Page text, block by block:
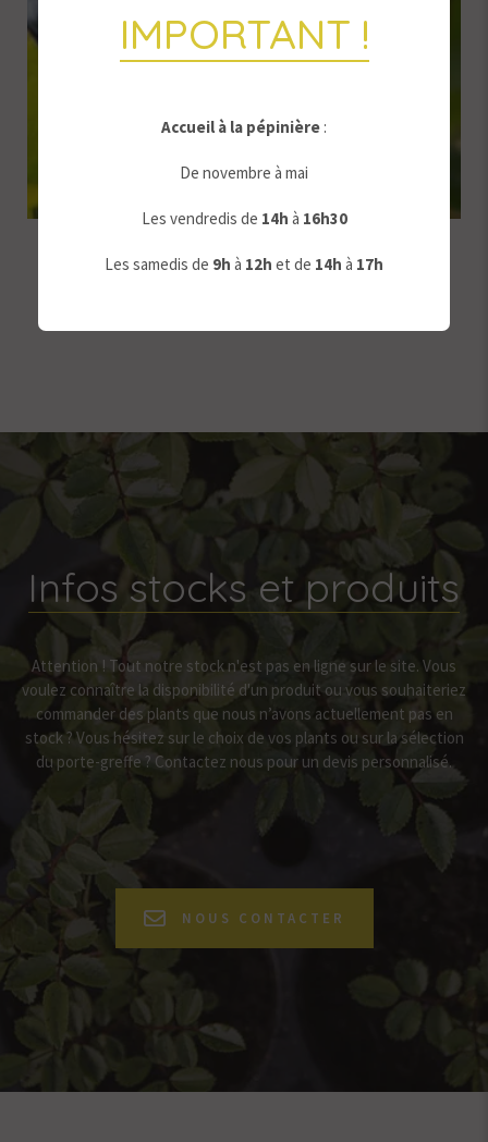
Myrtillier Chippewa
Infos stocks et produits
Attention ! Tout notre stock n'est pas en ligne sur le site. Vous
voulez connaître la disponibilité d'un produit ou vous souhaiteriez
commander des plants que nous n’avons actuellement pas en
stock ? Vous hésitez sur le choix de vos plants ou sur la sélection
du porte-greffe ? Contactez nous pour un devis personnalisé.
NOUS CONTACTER
IMPORTANT !
Accueil à la pépinière :
De novembre à mai
Les vendredis de 14h à 16h30
Les samedis de 9h à 12h et de 14h à 17h